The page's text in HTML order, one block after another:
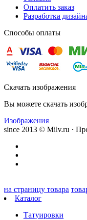
Оплатить заказ
Разработка
Способы оплаты
Скачать изображения
Вы можете скачать
Изображения
since 2013 © Milv.ru ·
на страницу товара
Каталог
Татуировки